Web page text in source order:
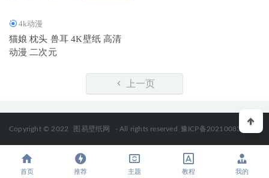
4k动漫
猫娘 枕头 兽耳 4K壁纸 高清
动漫 二次元
上一页
Copyright © 2022 图易壁纸网 - All rights reserved 豫ICP备2021008330号
首页 推荐 主题 教程 我的